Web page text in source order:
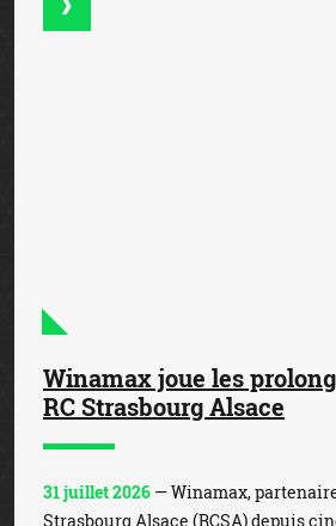
Winamax joue les
RC Strasbourg Alsace
31 juillet 2026 — Winamax,
Strasbourg Alsace (RCSA) depuis